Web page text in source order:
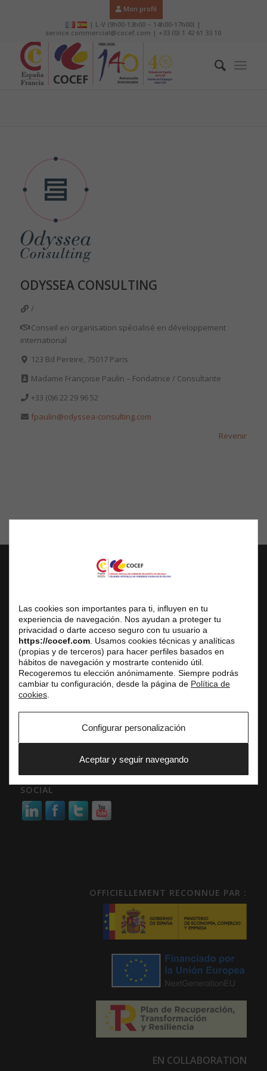
Mon profil
| L-V (9h00-13h00 – 14h00-17h00) |
service.commercial@cocef.com | +33 (0) 1 42 61 33 10
ODYSSEA CONSULTING
/
Conseil en organisation spécialisé en développement
international
123 Bd Pereire, 75017 Paris
Madame Françoise Paulin – Fondatrice / Consultante
+33 (0)6 22 29 96 52
fpaulin@odyssea-consulting.com
Revenir
Siège Social
3 avenue de l’Opéra, 75001 Paris
Centre d’Affaires
Réception du public uniquement sur rendez-vous
Tél. fixe : +33 (0) 1 42 61 33 10
www.empleofrancia.com
SOCIAL
OFFICIELLEMENT RECONNUE PAR :
EN COLLABORATION
Las cookies son importantes para ti, influyen en tu
experiencia de navegación. Nos ayudan a proteger tu
privacidad o darte acceso seguro con tu usuario a
https://cocef.com . Usamos cookies técnicas y analíticas
(propias y de terceros) para hacer perfiles basados en
hábitos de navegación y mostrarte contenido útil.
Recogeremos tu elección anónimamente. Siempre podrás
cambiar tu configuración, desde la página de Política de
cookies
Configurar personalización
Aceptar y seguir navegando